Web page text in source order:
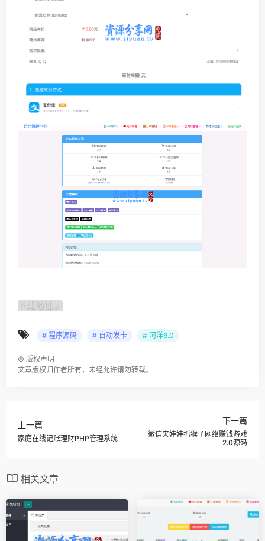
下载地址
# 程序源码 # 自动发卡 # 阿洋6.0
© 版权声明
文章版权归作者所有，未经允许请勿转载。
上一篇
家庭在线记账理财PHP管理系统
下一篇
微信夹娃娃抓猴子网络赚钱游戏
2.0源码
相关文章